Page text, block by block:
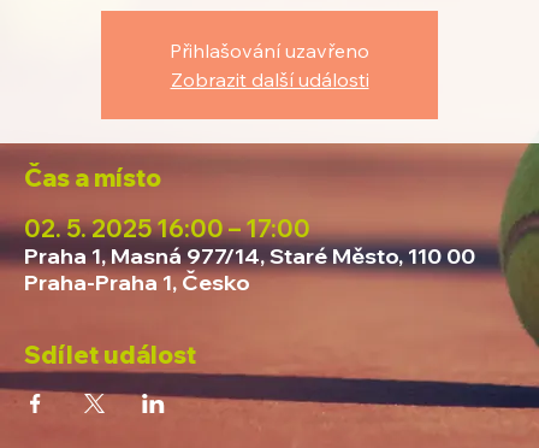
Přihlašování uzavřeno
Zobrazit další události
Čas a místo
02. 5. 2025 16:00 – 17:00
Praha 1, Masná 977/14, Staré Město, 110 00
Praha-Praha 1, Česko
Sdílet událost